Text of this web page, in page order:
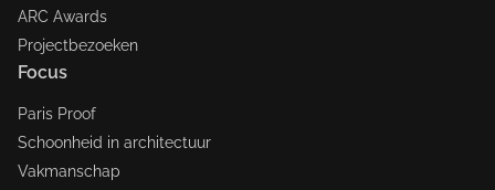
ARC Awards
Projectbezoeken
Focus
Paris Proof
Schoonheid in architectuur
Vakmanschap